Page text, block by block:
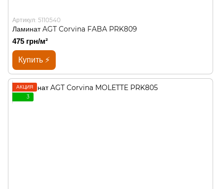
Артикул: 5110540
Ламинат AGT Corvina FABA PRK809
475 грн/м²
Купить ⚡
АКЦИЯ
3